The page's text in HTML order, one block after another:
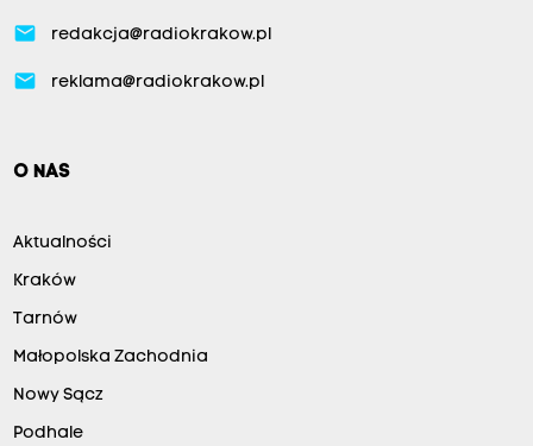
email redakcja@radiokrakow.pl
email reklama@radiokrakow.pl
O NAS
Aktualności
Kraków
Tarnów
Małopolska Zachodnia
Nowy Sącz
Podhale